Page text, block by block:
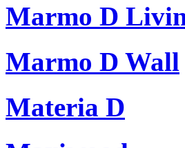
Marmo D
Marmo D Wall
Materia D